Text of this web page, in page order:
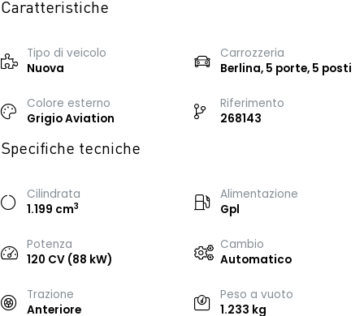
Caratteristiche
Tipo di veicolo
Nuova
Carrozzeria
Berlina, 5 porte, 5 posti
Colore esterno
Grigio Aviation
Riferimento
268143
Specifiche tecniche
Cilindrata
1.199 cm3
Alimentazione
Gpl
Potenza
120 CV (88 kW)
Cambio
Automatico
Trazione
Anteriore
Peso a vuoto
1.233 kg